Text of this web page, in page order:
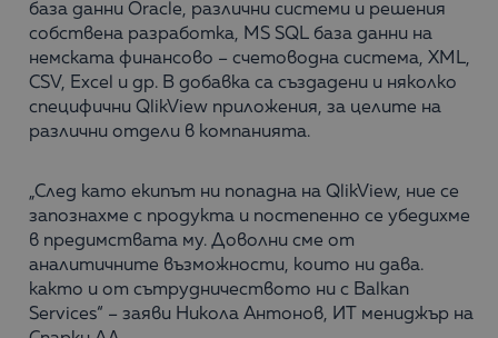
база данни Oracle, различни системи и решения
собствена разработка, MS SQL база данни на
немската финансово – счетоводна система, XML,
CSV, Excel и др. В добавка са създадени и няколко
специфични QlikView приложения, за целите на
различни отдели в компанията.
„След като екипът ни попадна на QlikView, ние се
запознахме с продукта и постепенно се убедихме
в предимствата му. Доволни сме от
аналитичните възможности, които ни дава.
както и от сътрудничеството ни с Balkan
Services“ – заяви Никола Антонов, ИТ мениджър на